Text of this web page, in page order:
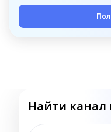
Найти канал